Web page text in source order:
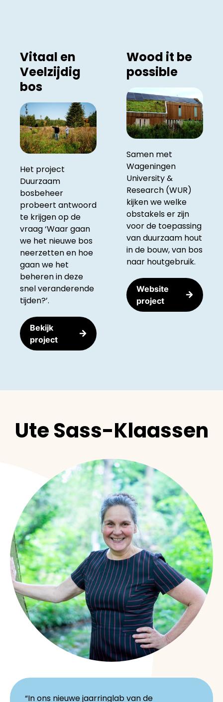
Vitaal en
Veelzijdig
bos
Het project
Duurzaam
bosbeheer
probeert antwoord
te krijgen op de
vraag ‘Waar gaan
we het nieuwe bos
neerzetten en hoe
gaan we het
beheren in deze
snel veranderende
tijden?’.
Bekijk
project
Wood it be
possible
Samen met
Wageningen
University &
Research (WUR)
kijken we welke
obstakels er zijn
voor de toepassing
van duurzaam hout
in de bouw, van bos
naar houtgebruik.
Website
project
Ute Sass-Klaassen
“In ons nieuwe jaarringlab van de